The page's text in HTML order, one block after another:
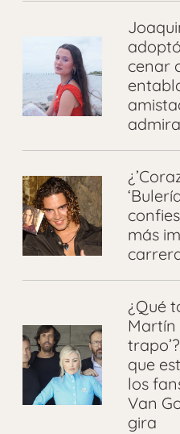
cenar
más
¿Qué
Martín
que
los
Van
gira